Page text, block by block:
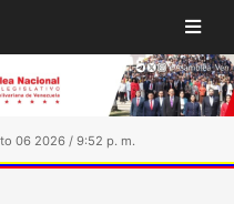
06 2026 / 9:52 p. m.